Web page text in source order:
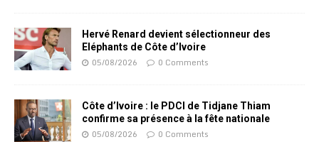
Hervé Renard devient sélectionneur des
Eléphants de Côte d’Ivoire
05/08/2026 0 Comments
Côte d’Ivoire : le PDCI de Tidjane Thiam
confirme sa présence à la fête nationale
05/08/2026 0 Comments